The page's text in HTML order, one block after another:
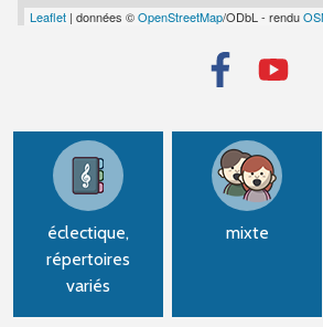
Leaflet | données ©OpenStreetMap/ODbL - rendu
éclectique,
répertoires
variés
mixte